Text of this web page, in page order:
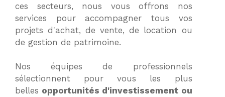
ces secteurs, nous vous offrons nos
services pour accompagner tous vos
projets d'achat, de vente, de location ou
de gestion de patrimoine.
Nos équipes de professionnels
sélectionnent pour vous les plus
belles opportunités d'investissement ou